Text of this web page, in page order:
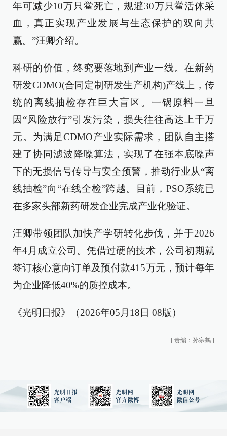
年可减少10万只鲎死亡，规避30万只鲎活体采
血，真正实现产业发展与生态保护的双向共
赢。”汪卿介绍。
科研的价值，终究要落地到产业一线。在新药
研发CDMO(合同定制研发生产机构)产线上，传
统的离线抽检存在巨大盲区。一锅原料一旦
因“风险放行”引发污染，损失往往高达上千万
元。为满足CDMO产业实际需求，团队自主搭
建了协同滤波降噪算法，实现了在强本底噪声
下的无损信号传导与安全预警，推动行业从“离
线抽检”向“在线全检”跨越。目前，PSO系统已
在多家头部新药研发企业完成产业化验证。
汪卿带领团队加快产学研转化步伐，并于2026
年4月成立公司。凭借过硬的技术，公司初期就
签订核心意向订单及预付款415万元，预计每年
为企业降低40%的质控成本。
《光明日报》（2026年05月18日 08版）
[ 责编：孙宗鹤 ]